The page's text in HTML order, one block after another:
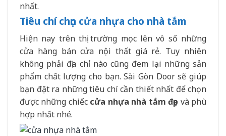
nhất.
Tiêu chí chọn cửa nhựa cho nhà tắm
Hiện nay trên thị trường mọc lên vô số những
cửa hàng bán cửa nội thất giá rẻ. Tuy nhiên
không phải địa chỉ nào cũng đem lại những sản
phẩm chất lượng cho bạn. Sài Gòn Door sẽ giúp
bạn đặt ra những tiêu chí cần thiết nhất để chọn
được những chiếc cửa nhựa nhà tắm đẹp và phù
hợp nhất nhé.